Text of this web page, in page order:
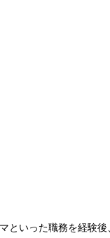
といった職務を経験